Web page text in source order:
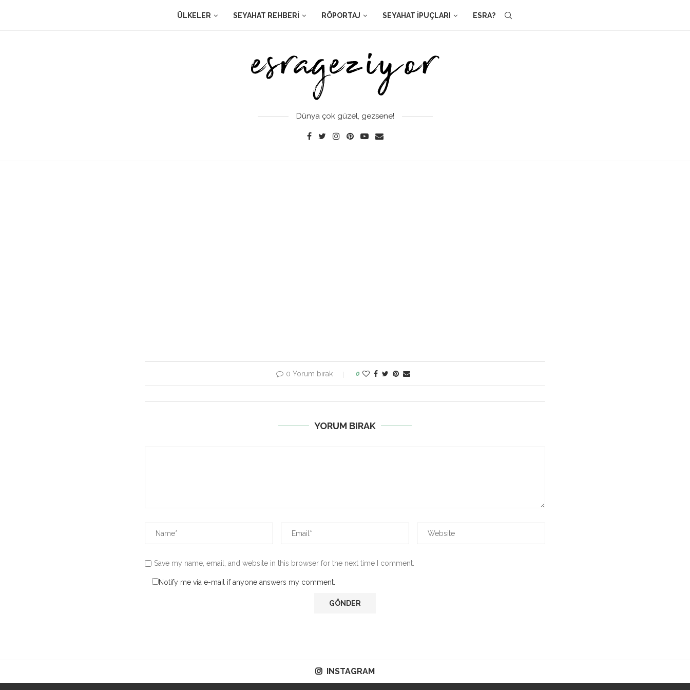
ÜLKELER SEYAHAT REHBERI RÖPORTAJ SEYAHAT İPUÇLARI ESRA?
Dünya çok güzel, gezsene!
0 Yorum bırak 0
YORUM BIRAK
Save my name, email, and website in this browser for the next time I comment.
Notify me via e-mail if anyone answers my comment.
INSTAGRAM